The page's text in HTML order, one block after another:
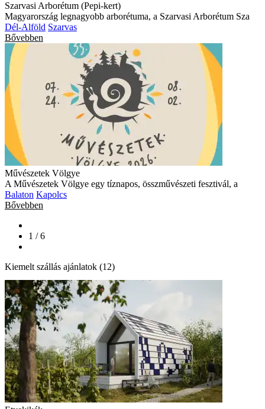
Szarvasi Arborétum (Pepi-kert)
Magyarország legnagyobb arborétuma, a Szarvasi Arborétum Sza
Dél-Alföld Szarvas
Bővebben
Művészetek Völgye
A Művészetek Völgye egy tíznapos, összművészeti fesztivál, a
Balaton Kapolcs
Bővebben
1 / 6
Kiemelt szállás ajánlatok (12)